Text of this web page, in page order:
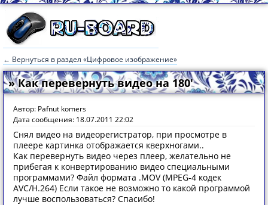
← Вернуться в раздел «Цифровое изображение»
» Как перевернуть видео на 180'
Автор: Pafnut komers
Дата сообщения: 18.07.2011 22:02
Снял видео на видеорегистратор, при просмотре в
плеере картинка отображается кверхногами..
Как перевернуть видео через плеер, желательно не
прибегая к конвертированию видео специальными
программами? Файл формата .MOV (MPEG-4 кодек
AVC/H.264) Если такое не возможно то какой программой
лучше воспользоваться? Спасибо!